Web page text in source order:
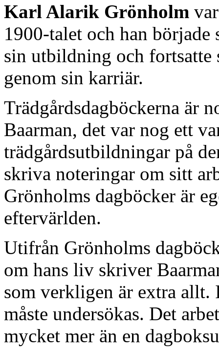
Karl Alarik Grönholm
1900-talet och han
sin utbildning och fortsatte
genom sin karriär.
Trädgårdsdagböckerna är
Baarman, det var nog ett
trädgårdsutbildningar på
skriva noteringar om sitt
Grönholms dagböcker är
eftervärlden.
Utifrån Grönholms
om hans liv skriver
som verkligen är extra
måste undersökas. Det
mycket mer än en